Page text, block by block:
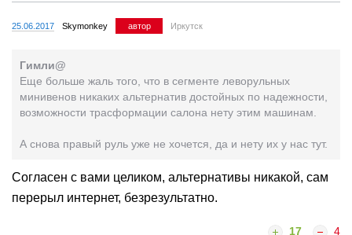
25.06.2017 Skymonkey автор Иркутск
Гимли@
Еще больше жаль того, что в сегменте леворульных
минивенов никаких альтернатив достойных по надежности,
возможности трасформации салона нету этим машинам.
А снова правый руль уже не хочется, да и нету их у нас тут.
Согласен с вами целиком, альтернативы никакой, сам
перерыл интернет, безрезультатно.
17 4